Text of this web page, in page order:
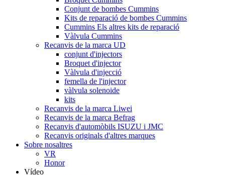
Conjunt de bombes Cummins
Kits de reparació de bombes Cummins
Cummins Els altres kits de reparació
Vàlvula Cummins
Recanvis de la marca UD
conjunt d'injectors
Broquet d'injector
Vàlvula d'injecció
femella de l'injector
vàlvula solenoide
kits
Recanvis de la marca Liwei
Recanvis de la marca Befrag
Recanvis d'automòbils ISUZU i JMC
Recanvis originals d'altres marques
Sobre nosaltres
VR
Honor
Vídeo